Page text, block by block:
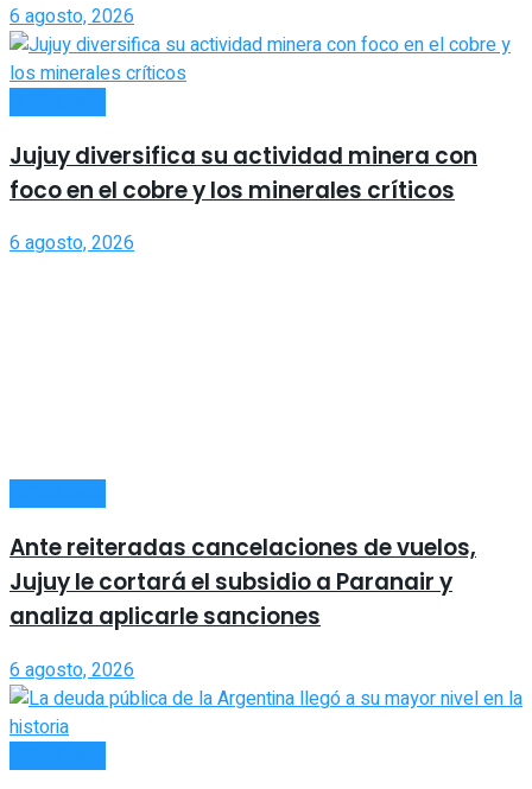
6 agosto, 2026
Jujuy diversifica su actividad minera con
foco en el cobre y los minerales críticos
6 agosto, 2026
Ante reiteradas cancelaciones de vuelos,
Jujuy le cortará el subsidio a Paranair y
analiza aplicarle sanciones
6 agosto, 2026